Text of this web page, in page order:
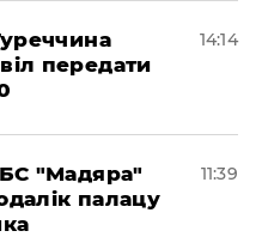
передати
14:14
"Мадяра"
палацу
11:39